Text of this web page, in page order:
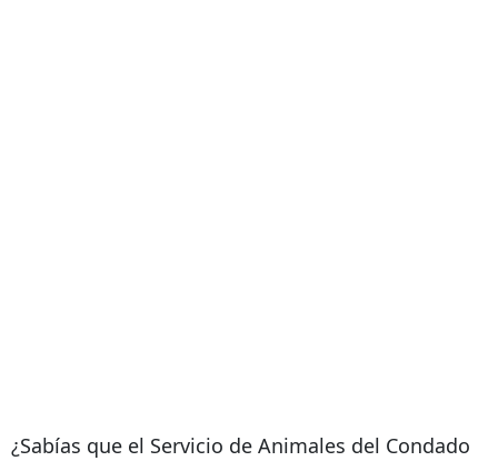
¿Sabías que el Servicio de Animales del Condado